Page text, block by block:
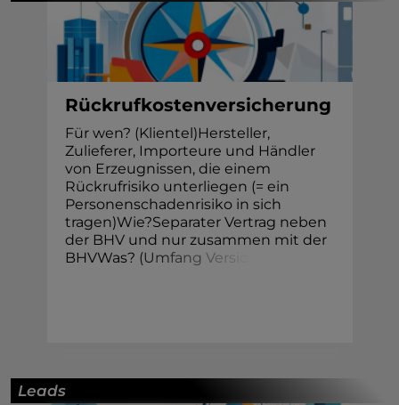
Rückrufkostenversicherung
Für wen? (Klientel)Hersteller,
Zulieferer, Importeure und Händler
von Erzeugnissen, die einem
Rückrufrisiko unterliegen (= ein
Personenschadenrisiko in sich
tragen)Wie?Separater Vertrag neben
der BHV und nur zusammen mit der
BHVWas? (Umfang Vers
Leads